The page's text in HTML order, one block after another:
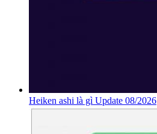
Heiken ashi là gì Update 08/2026